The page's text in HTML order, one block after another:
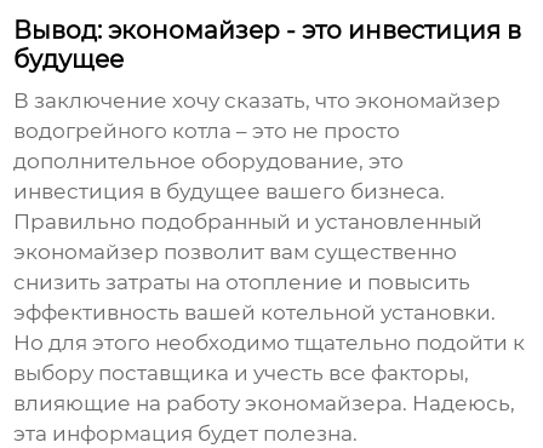
Вывод: экономайзер - это инвестиция в
будущее
В заключение хочу сказать, чтоэкономайзер
водогрейного котла – это не просто
дополнительное оборудование, это
инвестиция в будущее вашего бизнеса.
Правильно подобранный и установленный
экономайзер позволит вам существенно
снизить затраты на отопление и повысить
эффективность вашей котельной установки.
Но для этого необходимо тщательно подойти к
выбору поставщика и учесть все факторы,
влияющие на работуэкономайзера. Надеюсь,
эта информация будет полезна.